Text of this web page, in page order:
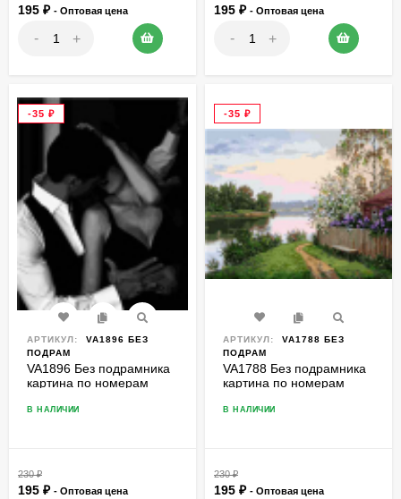
195 ₽ - Оптовая цена
- +
195 ₽ - Оптовая цена
- +
-35 ₽
АРТИКУЛ:
VA1896 БЕЗ
ПОДРАМ
VA1896 Без подрамника
картина по номерам
В НАЛИЧИИ
230₽
195 ₽ - Оптовая цена
-35 ₽
АРТИКУЛ:
VA1788 БЕЗ
ПОДРАМ
VA1788 Без подрамника
картина по номерам
В НАЛИЧИИ
230₽
195 ₽ - Оптовая цена